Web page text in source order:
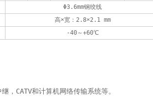
Φ3.6mm钢绞线
高×宽：2.8×2.1 mm
-40～+60℃
，CATV和计算机网络传输系统等。